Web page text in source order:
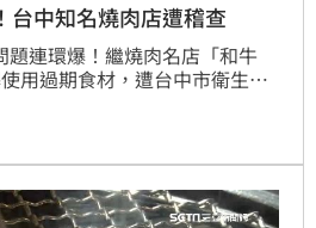
台中知名燒肉店遭稽查
題連環爆！繼燒肉名店「和牛
用過期食材，遭台中市衛生局
店「御帝和牛燒肉」，也爆出
斤的過期肉立即封存，涉及刑事
局將密切配合檢調擴大深入查
中報導）